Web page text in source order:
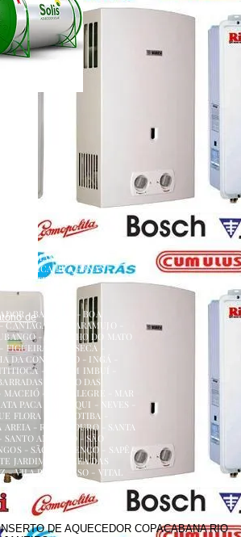
DE AQUECEDOR COPACABANA RIO
de
MANUTENÇÃO,
TÉCNICA RUA ERNANI
NITERÓI
- BARRETO - BOA
- CARAMUJO -
- ENGENHO DO MATO
FIGUEIRA - FONSECA -
DA CONCEIÇÃO - INGÁ -
- JARDIM IMBUÍ -
- LARGO DAS
MACEIÓ - MAR ALEGRE - MAR
PACA - MURIQUI - NEVES -
FLORA - PENDOTIBA -
- RIO DO OURO - SANTA
SANTO ANTÔNIO - SÃO
- SÃO LOURENÇO - SAPÊ -
JARDIM - VARZEA DAS
- VILA PROGRESSO - VITAL